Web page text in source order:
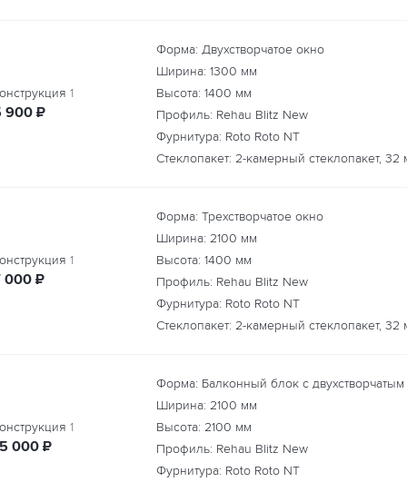
1
900 руб.
₽
Форма: Двухстворчатое окно
Ширина: 1300 мм
Высота: 1400 мм
Профиль: Rehau Blitz New
Фурнитура: Roto Roto NT
Стеклопакет: 2-камерный стеклопакет, 32
1
000 руб.
₽
Форма: Трехстворчатое окно
Ширина: 2100 мм
Высота: 1400 мм
Профиль: Rehau Blitz New
Фурнитура: Roto Roto NT
Стеклопакет: 2-камерный стеклопакет, 32
1
000 руб.
₽
Форма: Балконный блок с
Ширина: 2100 мм
Высота: 2100 мм
Профиль: Rehau Blitz New
Фурнитура: Roto Roto NT